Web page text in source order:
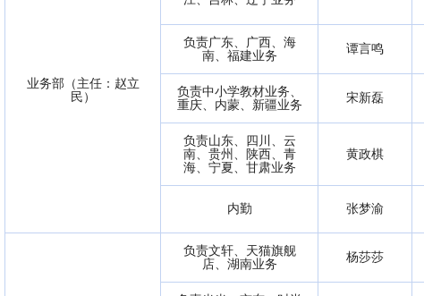
业务部（主任：赵立
民）
负责广东、广西、海
南、福建业务
谭言鸣
负责中小学教材业务、
重庆、内蒙、新疆业务
宋新磊
负责山东、四川、云
南、贵州、陕西、青
海、宁夏、甘肃业务
黄政棋
内勤 张梦渝
负责文轩、天猫旗舰
店、湖南业务
杨莎莎